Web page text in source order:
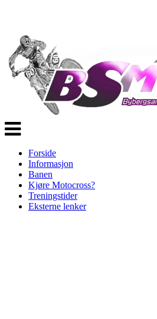
Veksle
navigasjon
Forside
Informasjon
Banen
Kjøre Motocross?
Treningstider
Eksterne lenker